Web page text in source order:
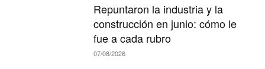
Repuntaron la industria y la
construcción en junio: cómo le
fue a cada rubro
07/08/2026